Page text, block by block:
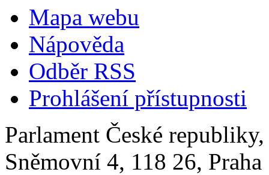
Mapa webu
Nápověda
Odběr RSS
Prohlášení přístupnosti
Parlament České
Sněmovní 4, 118 26,